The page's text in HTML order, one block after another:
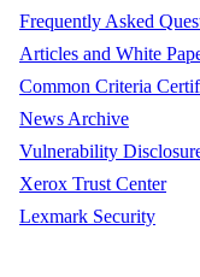
Frequently Asked
Articles and White
Common Criteria
News Archive
Vulnerability
Xerox Trust Center
Lexmark Security